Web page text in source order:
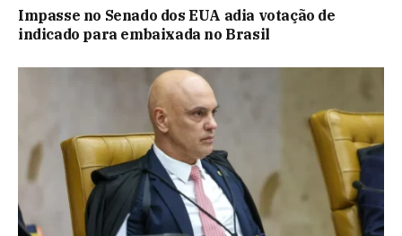
Impasse no Senado dos EUA adia votação de
indicado para embaixada no Brasil